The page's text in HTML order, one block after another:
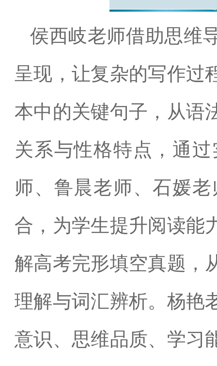
侯西岐老师借助思维
呈现，让复杂的写作过
本中的关键句子，从语
关系与性格特点，通
师、鲁晨老师、石媛
合，为学生提升阅读能
解高考完形填空真题，
理解与词汇辨析。杨艳
意识、思维品质、学习